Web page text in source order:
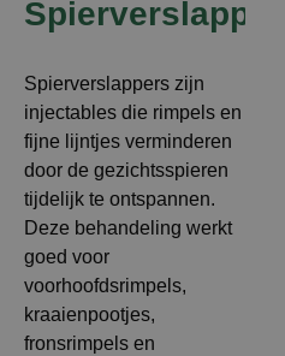
Spierverslappers
Spierverslappers zijn
injectables die rimpels en
fijne lijntjes verminderen
door de gezichtsspieren
tijdelijk te ontspannen.
Deze behandeling werkt
goed voor
voorhoofdsrimpels,
kraaienpootjes,
fronsrimpels en